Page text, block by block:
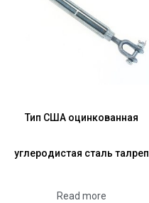
Тип США оцинкованная
углеродистая сталь талреп
Read more